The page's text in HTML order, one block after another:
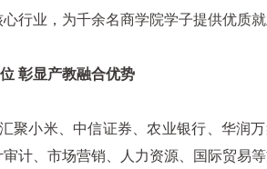
行业，为千余名商学院学子提供优质
彰显产教融合优势
小米、中信证券、农业银行、华润万
计、市场营销、人力资源、国际贸易